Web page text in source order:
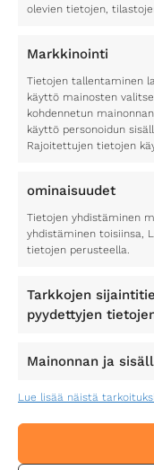
olevien tietojen,
Markkinointi
Tietojen tallentaminen
käyttö mainosten
kohdennetun
käyttö personoidun
Rajoitettujen tietojen
ominaisuudet
Tietojen yhdistäminen
yhdistäminen toisiinsa,
tietojen perusteella.
Tarkkojen
pyydettyjen
Mainonnan ja
Lue lisää näistä